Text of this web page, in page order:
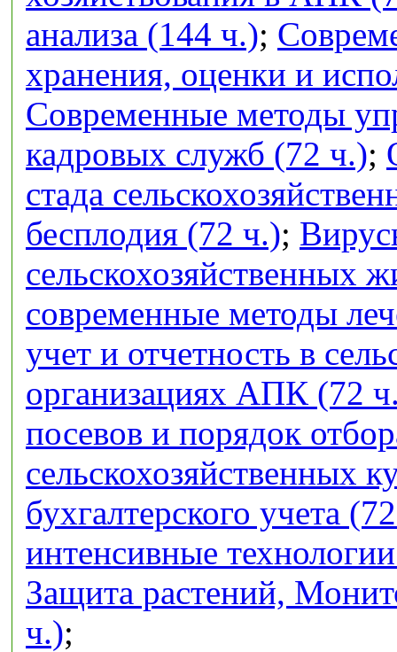
анализа (144 ч.);
хранения, оценки и
Современные методы
кадровых служб (72 ч.);
стада
бесплодия (72 ч.);
сельскохозяйственных
современные методы
учет и отчетность в
организациях АПК (72
посевов и порядок
сельскохозяйственных
бухгалтерского учета
интенсивные
Защита растений,
ч.);